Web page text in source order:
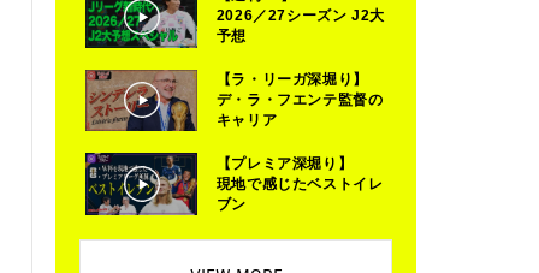
2026／27シーズン J2大
予想
【ラ・リーガ深堀り】
デ・ラ・フエンテ監督の
キャリア
【プレミア深堀り】
現地で感じたベストイレ
ブン